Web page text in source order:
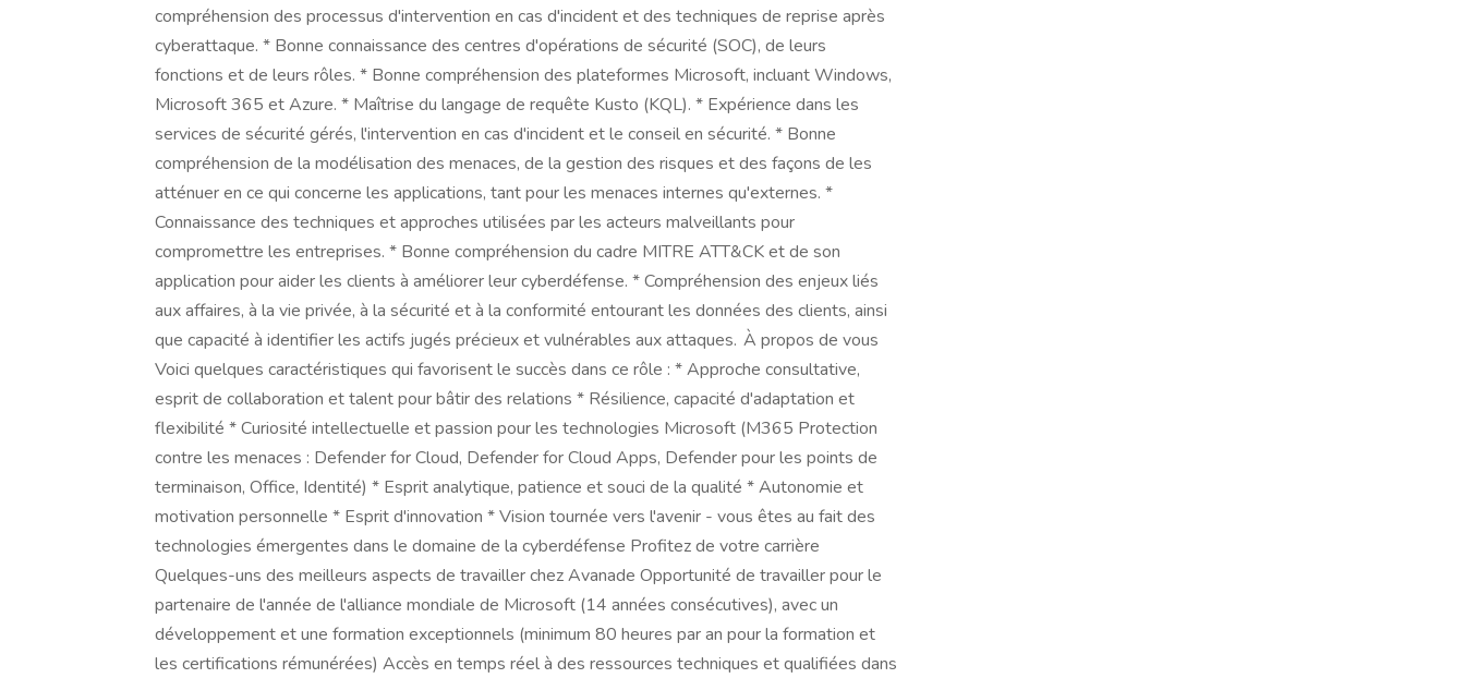
compréhension des processus d'intervention en cas d'incident et des techniques de reprise après
cyberattaque. * Bonne connaissance des centres d'opérations de sécurité (SOC), de leurs
fonctions et de leurs rôles. * Bonne compréhension des plateformes Microsoft, incluant Windows,
Microsoft 365 et Azure. * Maîtrise du langage de requête Kusto (KQL). * Expérience dans les
services de sécurité gérés, l'intervention en cas d'incident et le conseil en sécurité. * Bonne
compréhension de la modélisation des menaces, de la gestion des risques et des façons de les
atténuer en ce qui concerne les applications, tant pour les menaces internes qu'externes. *
Connaissance des techniques et approches utilisées par les acteurs malveillants pour
compromettre les entreprises. * Bonne compréhension du cadre MITRE ATT&CK et de son
application pour aider les clients à améliorer leur cyberdéfense. * Compréhension des enjeux liés
aux affaires, à la vie privée, à la sécurité et à la conformité entourant les données des clients, ainsi
que capacité à identifier les actifs jugés précieux et vulnérables aux attaques. À propos de vous
Voici quelques caractéristiques qui favorisent le succès dans ce rôle : * Approche consultative,
esprit de collaboration et talent pour bâtir des relations * Résilience, capacité d'adaptation et
flexibilité * Curiosité intellectuelle et passion pour les technologies Microsoft (M365 Protection
contre les menaces : Defender for Cloud, Defender for Cloud Apps, Defender pour les points de
terminaison, Office, Identité) * Esprit analytique, patience et souci de la qualité * Autonomie et
motivation personnelle * Esprit d'innovation * Vision tournée vers l'avenir - vous êtes au fait des
technologies émergentes dans le domaine de la cyberdéfense Profitez de votre carrière
Quelques-uns des meilleurs aspects de travailler chez Avanade Opportunité de travailler pour le
partenaire de l'année de l'alliance mondiale de Microsoft (14 années consécutives), avec un
développement et une formation exceptionnels (minimum 80 heures par an pour la formation et
les certifications rémunérées) Accès en temps réel à des ressources techniques et qualifiées dans